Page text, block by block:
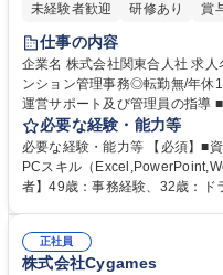
未経験者歓迎
研修あり 賞
仕事の内容
企業名 株式会社関東合人社 求人名 未経験・ベテラン歓迎【お茶の水】マ
ンション管理事務◎転勤無/年休123日 仕事の内容 ■マンション
運営サポート及び管理員の指導
事務所内での事務業務等 ★異業
【年収補足】532万円 ＋別途イ
実績） ＋管理業務主任者資格手
人社計画研究所社のグループ会
無/年休123日
必要な経験・能力等
必要な経験・能力等 【必須】■
PCスキル（Excel,PowerPoint,Word） ■積極的に行動でき
者】49歳：事務経験、32歳：ドラッグスト
得出来ております！ 【魅力】■
を一律支給！ ■管理業務主任者資格取得後には50,000円/月の手当あり！
正社員
株式会社Cygames